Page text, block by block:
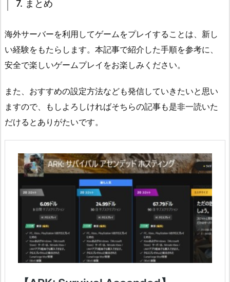
7. まとめ
海外サーバーを利用してゲームをプレイすることは、新し
い経験をもたらします。本記事で紹介した手順を参考に、
安全で楽しいゲームプレイをお楽しみください。
また、おすすめの設定方法なども発信していきたいと思い
ますので、もしよろしければそちらの記事も是非一読いた
だけるとありがたいです。